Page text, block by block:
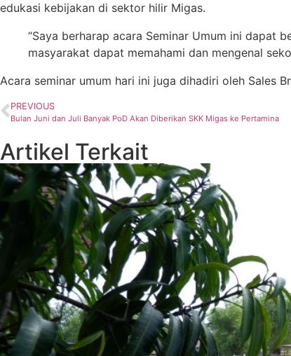
edukasi kebijakan di sektor hilir Migas.
“Saya berharap acara Seminar Umum ini dapat
masyarakat dapat memahami dan mengenal
Acara seminar umum hari ini juga dihadiri oleh Sales
PREVIOUS
Bulan Juni dan Juli Banyak PoD Akan Diberikan SKK Migas ke Pertamina
Artikel Terkait